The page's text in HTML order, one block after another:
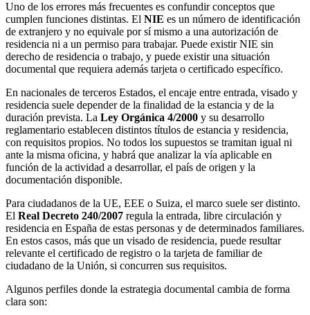
Uno de los errores más frecuentes es confundir conceptos que
cumplen funciones distintas. El NIE es un número de identificación
de extranjero y no equivale por sí mismo a una autorización de
residencia ni a un permiso para trabajar. Puede existir NIE sin
derecho de residencia o trabajo, y puede existir una situación
documental que requiera además tarjeta o certificado específico.
En nacionales de terceros Estados, el encaje entre entrada, visado y
residencia suele depender de la finalidad de la estancia y de la
duración prevista. La Ley Orgánica 4/2000 y su desarrollo
reglamentario establecen distintos títulos de estancia y residencia,
con requisitos propios. No todos los supuestos se tramitan igual ni
ante la misma oficina, y habrá que analizar la vía aplicable en
función de la actividad a desarrollar, el país de origen y la
documentación disponible.
Para ciudadanos de la UE, EEE o Suiza, el marco suele ser distinto.
El Real Decreto 240/2007 regula la entrada, libre circulación y
residencia en España de estas personas y de determinados familiares.
En estos casos, más que un visado de residencia, puede resultar
relevante el certificado de registro o la tarjeta de familiar de
ciudadano de la Unión, si concurren sus requisitos.
Algunos perfiles donde la estrategia documental cambia de forma
clara son: